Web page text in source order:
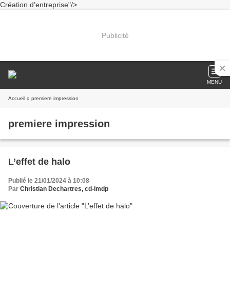
Création d’entreprise"/>
Publicité
MENU
Accueil » premiere impression
premiere impression
L’effet de halo
Publié le 21/01/2024 à 10:08
Par Christian Dechartres, cd-lmdp